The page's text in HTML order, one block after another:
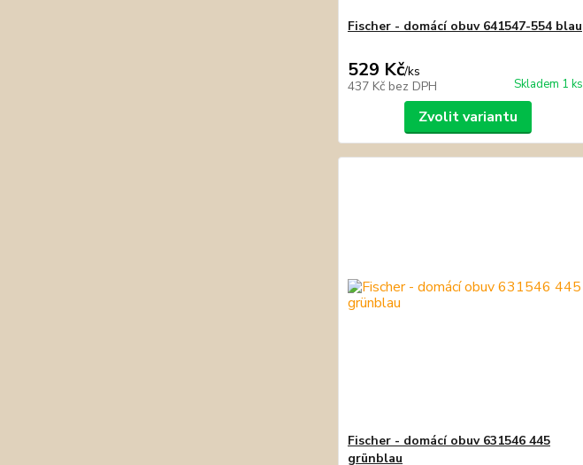
Fischer - domácí obuv 641547-554 blau
529 Kč/ks
437 Kč bez DPH Skladem 1 ks
Zvolit variantu
Fischer - domácí obuv 631546 445
grünblau